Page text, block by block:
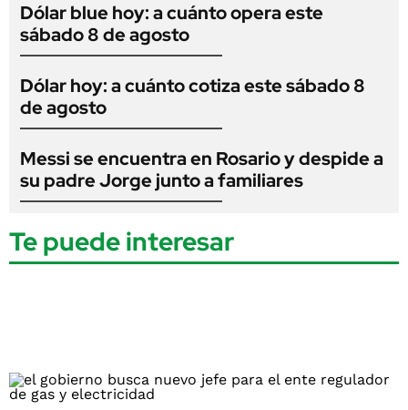
Dólar blue hoy: a cuánto opera este
sábado 8 de agosto
Dólar hoy: a cuánto cotiza este sábado 8
de agosto
Messi se encuentra en Rosario y despide a
su padre Jorge junto a familiares
Te puede interesar